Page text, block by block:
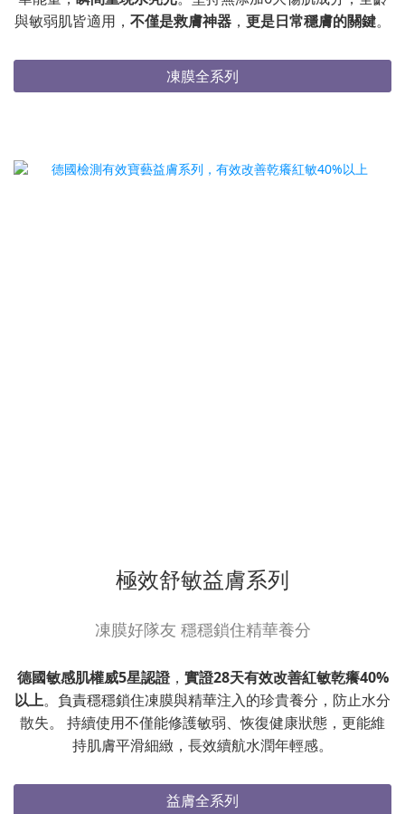
與敏弱肌皆適用， 不僅是救膚神器 ， 更是日常穩膚的關鍵。
凍膜全系列
極效舒敏益膚系列
凍膜好隊友 穩穩鎖住精華養分
德國敏感肌權威5星認證， 實證28天有效改善紅敏乾癢40%
以上。負責穩穩鎖住凍膜與精華注入的珍貴養分，防止水分
散失。 持續使用不僅能修護敏弱、恢復健康狀態，更能維
持肌膚平滑細緻，長效續航水潤年輕感。
益膚全系列